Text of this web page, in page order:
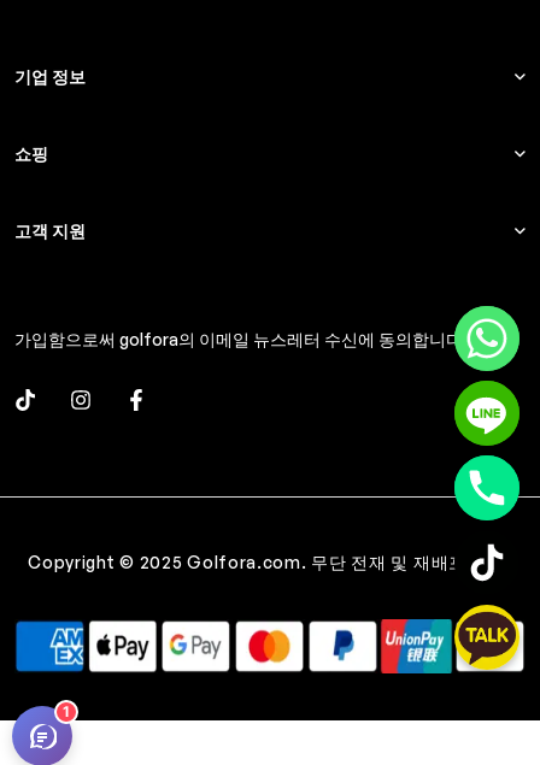
기업 정보
쇼핑
고객 지원
가입함으로써 golfora의 이메일 뉴스레터 수신에 동의합니다.
Copyright © 2025 Golfora.com. 무단 전재 및 재배포 금지.
1